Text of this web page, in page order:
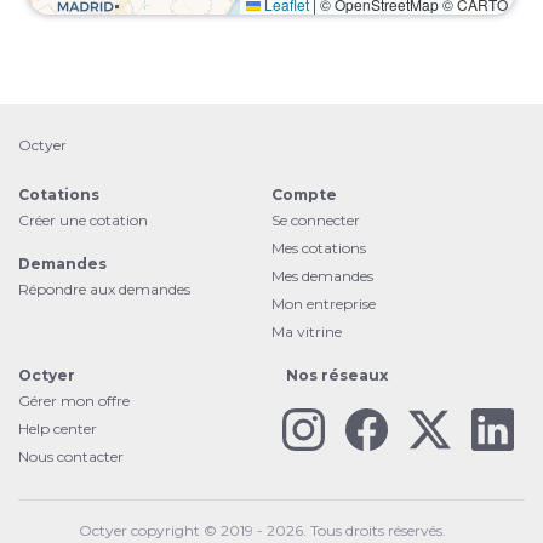
Leaflet © OpenStreetMap © CARTO
Octyer
Cotations
Créer une cotation
Demandes
Répondre aux demandes
Compte
Se connecter
Mes cotations
Mes demandes
Mon entreprise
Ma vitrine
Octyer
Gérer mon offre
Help center
Nous contacter
Nos réseaux
Octyer copyright © 2019 - 2026. Tous droits réservés.